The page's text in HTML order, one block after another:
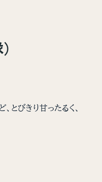
びきり甘ったるく、